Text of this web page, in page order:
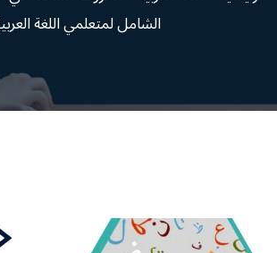
الشامل لمتعلمي اللغة